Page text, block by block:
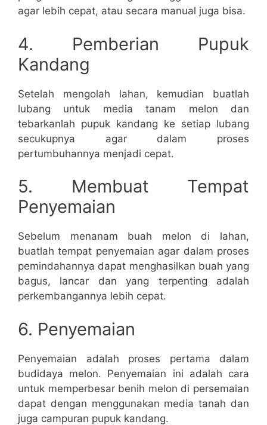
agar lebih cepat, atau secara manual juga bisa.
4. Pemberian Pupuk
Kandang
Setelah mengolah lahan, kemudian buatlah
lubang untuk media tanam melon dan
tebarkanlah pupuk kandang ke setiap lubang
secukupnya agar dalam proses
pertumbuhannya menjadi cepat.
5. Membuat Tempat
Penyemaian
Sebelum menanam buah melon di lahan,
buatlah tempat penyemaian agar dalam proses
pemindahannya dapat menghasilkan buah yang
bagus, lancar dan yang terpenting adalah
perkembangannya lebih cepat.
6. Penyemaian
Penyemaian adalah proses pertama dalam
budidaya melon. Penyemaian ini adalah cara
untuk memperbesar benih melon di persemaian
dapat dengan menggunakan media tanah dan
juga campuran pupuk kandang.